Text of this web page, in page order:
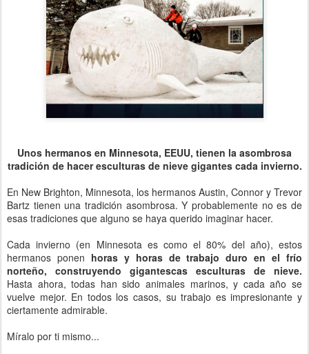
Unos hermanos en Minnesota, EEUU, tienen la asombrosa
tradición de hacer esculturas de nieve gigantes cada invierno.
En New Brighton, Minnesota, los hermanos Austin, Connor y Trevor
Bartz tienen una tradición asombrosa. Y probablemente no es de
esas tradiciones que alguno se haya querido imaginar hacer.
Cada invierno (en Minnesota es como el 80% del año), estos
hermanos ponen horas y horas de trabajo duro en el frío
norteño, construyendo gigantescas esculturas de nieve.
Hasta ahora, todas han sido animales marinos, y cada año se
vuelve mejor. En todos los casos, su trabajo es impresionante y
ciertamente admirable.
Míralo por ti mismo...